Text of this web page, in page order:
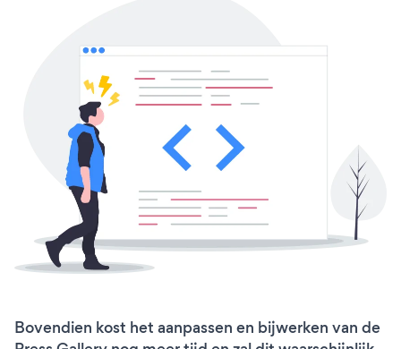
Bovendien kost het aanpassen en bijwerken van de